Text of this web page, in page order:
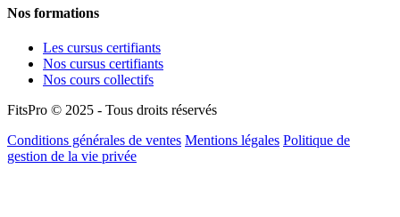
Nos formations
Les cursus certifiants
Nos cursus certifiants
Nos cours collectifs
FitsPro © 2025 - Tous droits réservés
Conditions générales de ventes Mentions légales Politique de
gestion de la vie privée